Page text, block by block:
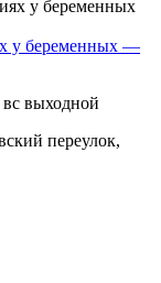
у беременных —
выходной
переулок,